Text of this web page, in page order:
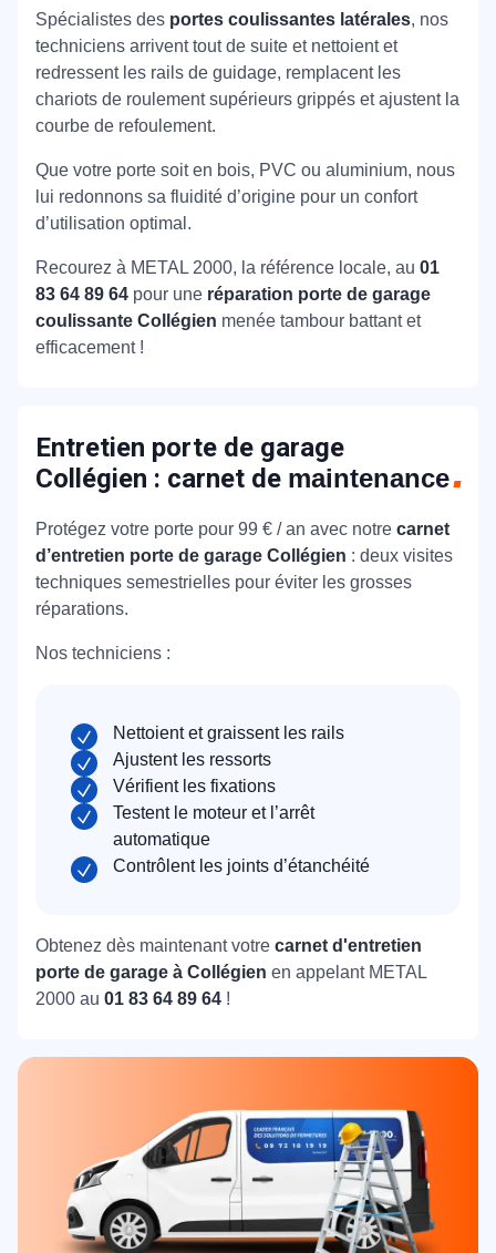
Spécialistes des portes coulissantes latérales, nos
techniciens arrivent tout de suite et nettoient et
redressent les rails de guidage, remplacent les
chariots de roulement supérieurs grippés et ajustent la
courbe de refoulement.
Que votre porte soit en bois, PVC ou aluminium, nous
lui redonnons sa fluidité d’origine pour un confort
d’utilisation optimal.
Recourez à METAL 2000, la référence locale, au 01
83 64 89 64 pour une réparation porte de garage
coulissante Collégien menée tambour battant et
efficacement !
Entretien porte de garage
Collégien : carnet de maintenance
Protégez votre porte pour 99 € / an avec notre carnet
d’entretien porte de garage Collégien : deux visites
techniques semestrielles pour éviter les grosses
réparations.
Nos techniciens :
Nettoient et graissent les rails
Ajustent les ressorts
Vérifient les fixations
Testent le moteur et l’arrêt
automatique
Contrôlent les joints d’étanchéité
Obtenez dès maintenant votre carnet d'entretien
porte de garage à Collégien en appelant METAL
2000 au 01 83 64 89 64 !